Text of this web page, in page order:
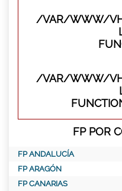
/VAR/WWW/
/VAR/WWW/
FP POR
FP ANDALUCÍA
FP ARAGÓN
FP CANARIAS